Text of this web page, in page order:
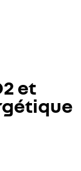
et